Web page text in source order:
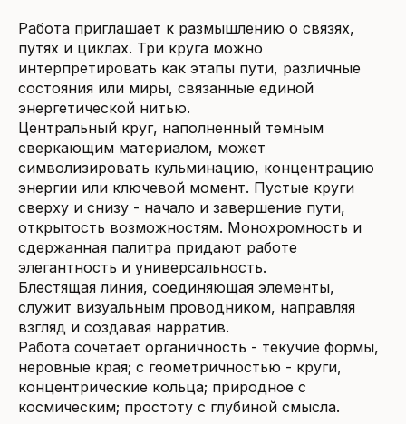
Работа приглашает к размышлению о связях,
путях и циклах. Три круга можно
интерпретировать как этапы пути, различные
состояния или миры, связанные единой
энергетической нитью.
Центральный круг, наполненный темным
сверкающим материалом, может
символизировать кульминацию, концентрацию
энергии или ключевой момент. Пустые круги
сверху и снизу - начало и завершение пути,
открытость возможностям. Монохромность и
сдержанная палитра придают работе
элегантность и универсальность.
Блестящая линия, соединяющая элементы,
служит визуальным проводником, направляя
взгляд и создавая нарратив.
Работа сочетает органичность - текучие формы,
неровные края; с геометричностью - круги,
концентрические кольца; природное с
космическим; простоту с глубиной смысла.